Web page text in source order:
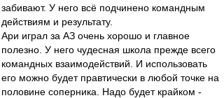
забивают. У него всё подчинено командным
действиям и результату.
Ари играл за АЗ очень хорошо и главное
полезно. У него чудесная школа прежде всего
командных взаимодействий. И использовать
его можно будет правтически в любой точке на
половине соперника. Надо будет крайком -